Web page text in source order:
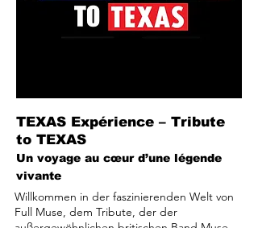
TEXAS Expérience – Tribute
to TEXAS
Un voyage au cœur d’une légende
vivante
Willkommen in der faszinierenden Welt von
Full Muse, dem Tribute, der der